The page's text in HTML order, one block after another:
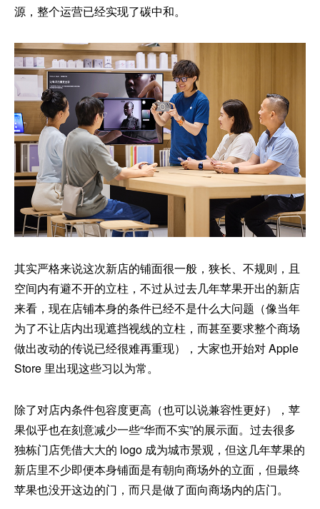
源，整个运营已经实现了碳中和。
其实严格来说这次新店的铺面很一般，狭长、不规则，且
空间内有避不开的立柱，不过从过去几年苹果开出的新店
来看，现在店铺本身的条件已经不是什么大问题（像当年
为了不让店内出现遮挡视线的立柱，而甚至要求整个商场
做出改动的传说已经很难再重现），大家也开始对 Apple
Store 里出现这些习以为常。
除了对店内条件包容度更高（也可以说兼容性更好），苹
果似乎也在刻意减少一些“华而不实”的展示面。过去很多
独栋门店凭借大大的 logo 成为城市景观，但这几年苹果的
新店里不少即便本身铺面是有朝向商场外的立面，但最终
苹果也没开这边的门，而只是做了面向商场内的店门。